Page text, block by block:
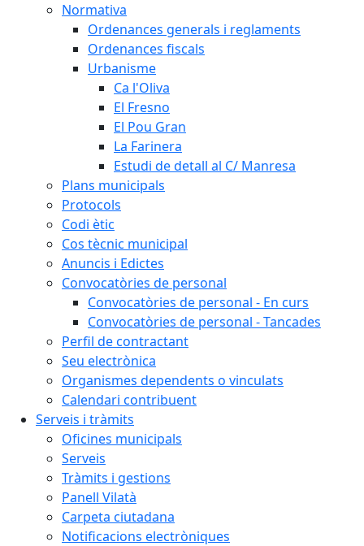
Normativa
Ordenances generals i reglaments
Ordenances fiscals
Urbanisme
Ca l'Oliva
El Fresno
El Pou Gran
La Farinera
Estudi de detall al C/ Manresa
Plans municipals
Protocols
Codi ètic
Cos tècnic municipal
Anuncis i Edictes
Convocatòries de personal
Convocatòries de personal - En curs
Convocatòries de personal - Tancades
Perfil de contractant
Seu electrònica
Organismes dependents o vinculats
Calendari contribuent
Serveis i tràmits
Oficines municipals
Serveis
Tràmits i gestions
Panell Vilatà
Carpeta ciutadana
Notificacions electròniques